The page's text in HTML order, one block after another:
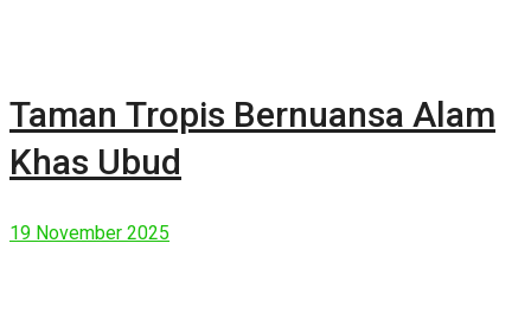
Taman Tropis Bernuansa Alam
Khas Ubud
19 November 2025